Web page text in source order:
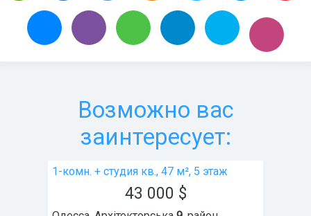
Возможно вас
заинтересует:
1-комн. + студия кв., 47 м², 5 этаж
43 000 $